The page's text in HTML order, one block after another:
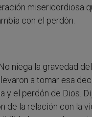
misericordiosa
con el perdón.
niega la gravedad
a tomar esa
el perdón de Dios.
la relación con la